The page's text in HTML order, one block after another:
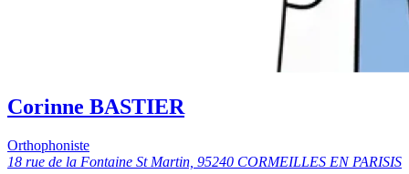
Corinne BASTIER
Orthophoniste
18 rue de la Fontaine St Martin, 95240 CORMEILLES EN PARISIS